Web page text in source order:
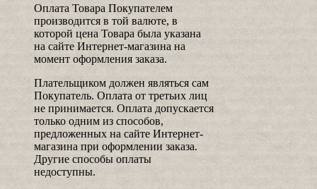
Оплата Товара Покупателем
производится в той валюте, в
которой цена Товара была указана
на сайте Интернет-магазина на
момент оформления заказа.
Плательщиком должен являться сам
Покупатель. Оплата от третьих лиц
не принимается. Оплата допускается
только одним из способов,
предложенных на сайте Интернет-
магазина при оформлении заказа.
Другие способы оплаты
недоступны.